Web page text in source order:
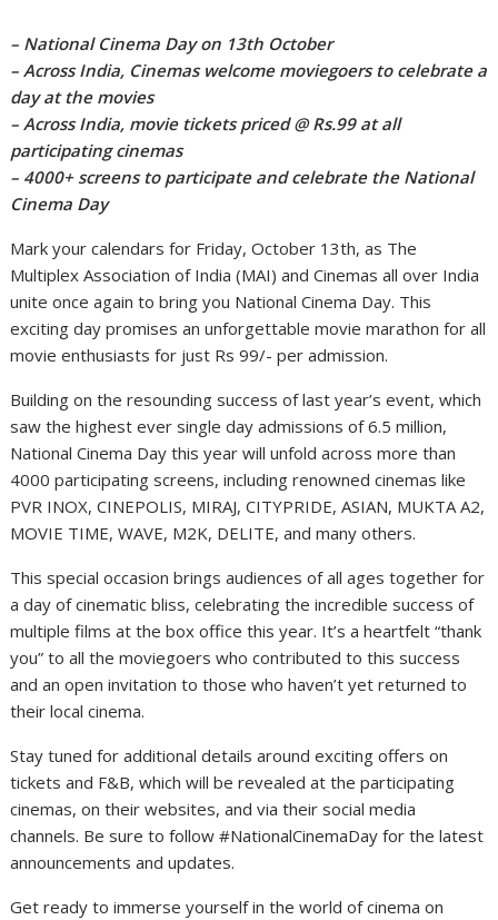
– National Cinema Day on 13th October
– Across India, Cinemas welcome moviegoers to celebrate a
day at the movies
– Across India, movie tickets priced @ Rs.99 at all
participating cinemas
– 4000+ screens to participate and celebrate the National
Cinema Day
Mark your calendars for Friday, October 13th, as The
Multiplex Association of India (MAI) and Cinemas all over India
unite once again to bring you National Cinema Day. This
exciting day promises an unforgettable movie marathon for all
movie enthusiasts for just Rs 99/- per admission.
Building on the resounding success of last year’s event, which
saw the highest ever single day admissions of 6.5 million,
National Cinema Day this year will unfold across more than
4000 participating screens, including renowned cinemas like
PVR INOX, CINEPOLIS, MIRAJ, CITYPRIDE, ASIAN, MUKTA A2,
MOVIE TIME, WAVE, M2K, DELITE, and many others.
This special occasion brings audiences of all ages together for
a day of cinematic bliss, celebrating the incredible success of
multiple films at the box office this year. It’s a heartfelt “thank
you” to all the moviegoers who contributed to this success
and an open invitation to those who haven’t yet returned to
their local cinema.
Stay tuned for additional details around exciting offers on
tickets and F&B, which will be revealed at the participating
cinemas, on their websites, and via their social media
channels. Be sure to follow #NationalCinemaDay for the latest
announcements and updates.
Get ready to immerse yourself in the world of cinema on